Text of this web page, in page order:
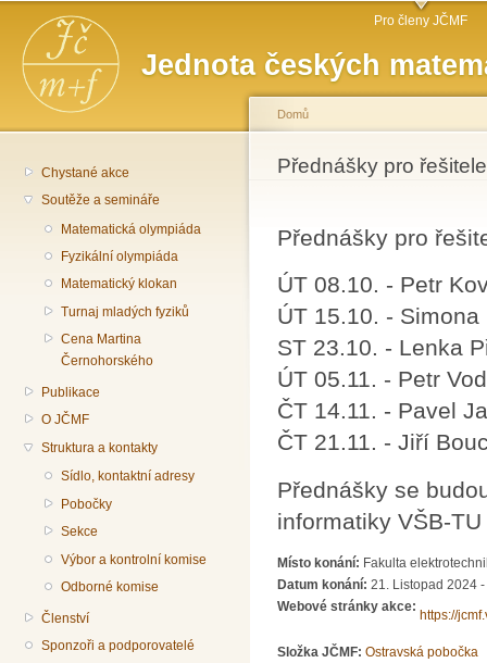
Jednota českých
Hlavní menu Pro členy JČMF
Chystané akce
Soutěže a semináře
Matematická olympiáda
Fyzikální olympiáda
Matematický klokan
Turnaj mladých fyziků
Cena Martina
Černohorského
Publikace
O JČMF
Struktura a kontakty
Sídlo, kontaktní adresy
Pobočky
Sekce
Výbor a kontrolní komise
Odborné komise
Členství
Sponzoři a podporovatelé
Jste zde
Domů
Přednášky pro
Přednášky pro
ÚT 08.10. - Petr
ÚT 15.10. -
ST 23.10. - Lenka
ÚT 05.11. - Petr
ČT 14.11. - Pavel
ČT 21.11. - Jiří
Přednášky se
informatiky VŠB-
Místo konání: Fakulta
Datum konání: 21. Listopad 2024
Webové stránky akce:
https://
Složka JČMF: Ostravská pobočka